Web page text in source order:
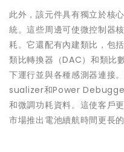
此外，該元件具有獨立於核
統。這些周邊可使微控制器
耗。它還配有內建類比，包
類比轉換器（DAC）和類比
下運行並與各種感測器連接
sualizer和Power
和微調功耗資料。這使客戶
市場推出電池續航時間更長的